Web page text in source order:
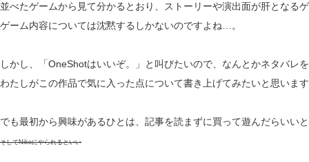
並べたゲームから見て分かるとおり、ストーリーや演出面が肝となる
ゲーム内容については沈黙するしかないのですよね…。
しかし、「OneShotはいいぞ。」と叫びたいので、なんとかネタバレ
わたしがこの作品で気に入った点について書き上げてみたいと思いま
でも最初から興味があるひとは、記事を読まずに買って遊んだらいい
そしてNikoにやられるといい